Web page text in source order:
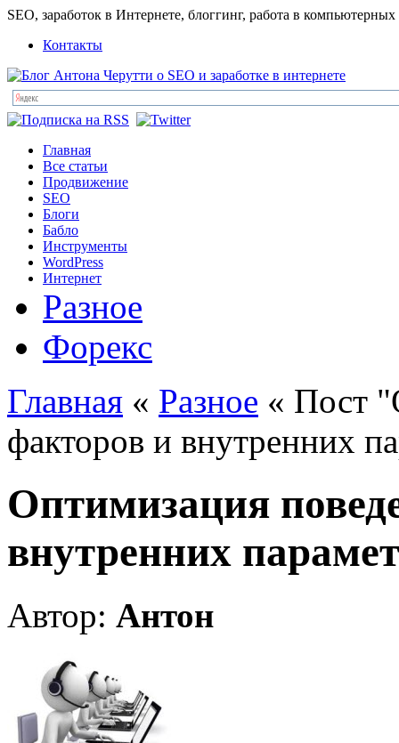
SEO, заработок в Интернете, блоггинг, работа в
Контакты
Главная
Все статьи
Продвижение
SEO
Блоги
Бабло
Инструменты
WordPress
Интернет
Разное
Форекс
Главная « Разное « Пост
факторов и внутренних
Оптимизация
внутренних
Автор: Антон